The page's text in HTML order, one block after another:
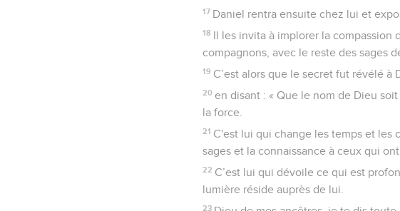
17 Daniel rentra ensuite chez lui et
18 Il les invita à implorer la compassion
compagnons, avec le reste des sages
19 C’est alors que le secret fut révélé
20 en disant : « Que le nom de Dieu
la force.
21 C'est lui qui change les temps et les
sages et la connaissance à ceux qui
22 C’est lui qui dévoile ce qui est
lumière réside auprès de lui.
23